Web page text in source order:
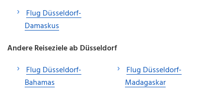
Flug Düsseldorf-
Damaskus
Andere Reiseziele ab Düsseldorf
Flug Düsseldorf-
Bahamas
Flug Düsseldorf-
Madagaskar